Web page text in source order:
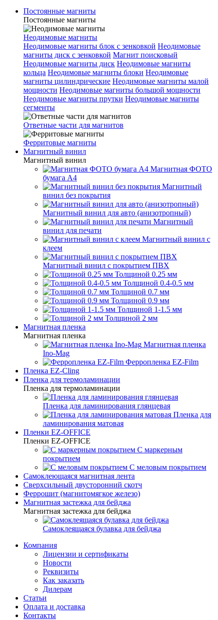
Постоянные магниты
Постоянные магниты
Неодимовые магниты
Неодимовые магниты блок с зенковкой Неодимовые
магниты диск с зенковкой Магнит поисковый
Неодимовые магниты диск Неодимовые магниты
кольца Неодимовые магниты блоки Неодимовые
магниты цилиндрические Неодимовые магниты малой
мощности Неодимовые магниты большой мощности
Неодимовые магниты прутки Неодимовые магниты
сегменты
Ответные части для магнитов
Ферритовые магниты
Магнитный винил
Магнитный винил
Магнитная ФОТО
бумага А4
Магнитный
винил без покрытия
Магнитный винил для авто (анизотропный)
Магнитный
винил для печати
Магнитный винил с
клеем
Магнитный винил с покрытием ПВХ
Толщиной 0.25 мм
Толщиной 0.4-0.5 мм
Толщиной 0.7 мм
Толщиной 0.9 мм
Толщиной 1-1.5 мм
Толщиной 2 мм
Магнитная пленка
Магнитная пленка
Магнитная пленка
Ino-Mag
Ферропленка EZ-Film
Пленка EZ-Cling
Пленка для термоламинации
Пленка для термоламинации
Пленка для ламинирования глянцевая
Пленка для
ламинирования матовая
Пленки EZ-OFFICE
Пленки EZ-OFFICE
С маркерным
покрытием
С меловым покрытием
Самоклеющаяся магнитная лента
Сверхсильный двусторонний скотч
Феррошит (магнитомягкое железо)
Магнитная застежка для бейджа
Магнитная застежка для бейджа
Самоклеящаяся булавка для бейджа
Компания
Лицензии и сертификаты
Новости
Реквизиты
Как заказать
Дилерам
Статьи
Оплата и доставка
Контакты